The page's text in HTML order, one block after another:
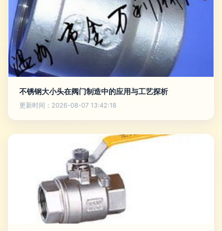
不锈钢大小头在阀门制造中的应用与工艺探析
更新时间：2026-08-07 13:42:18